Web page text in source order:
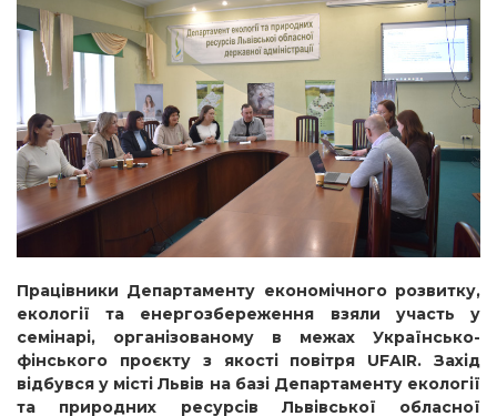
Працівники Департаменту економічного розвитку,
екології та енергозбереження взяли участь у
семінарі, організованому в межах Українсько-
фінського проєкту з якості повітря UFAIR. Захід
відбувся у місті Львів на базі Департаменту екології
та природних ресурсів Львівської обласної